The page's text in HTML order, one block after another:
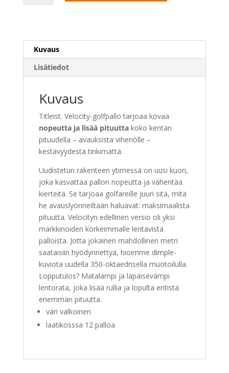
n
i
Kuvaus
Lisätiedot
Kuvaus
Titleist. Velocity-golfpallo tarjoaa kovaa
nopeutta ja lisää pituuttakoko kentän
pituudella – avauksista viheriölle –
kestävyydestä tinkimättä.
Uudistetun rakenteen ytimessä on uusi kuori,
joka kasvattaa pallon nopeutta ja vähentää
kierteitä. Se tarjoaa golfareille juuri sitä, mitä
he avauslyönneiltään haluavat: maksimaalista
pituutta. Velocityn edellinen versio oli yksi
markkinoiden korkeimmalle lentävistä
palloista. Jotta jokainen mahdollinen metri
saataisiin hyödynnettyä, hioimme dimple-
kuviota uudella 350-oktaedrisella muotoilulla.
Lopputulos? Matalampi ja läpäisevämpi
lentorata, joka lisää rullia ja lopulta entistä
enemmän pituutta.
väri valkoinen
laatikosssa 12 palloa